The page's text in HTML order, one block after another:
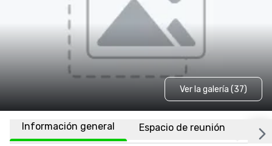
Ver la galería (37)
Información general Espacio de reunión